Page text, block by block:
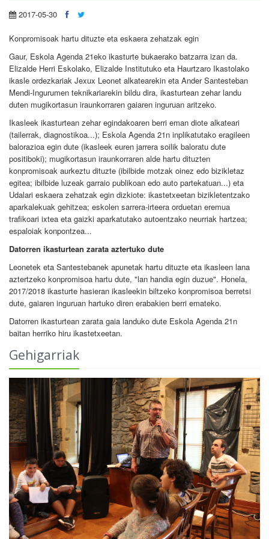
2017-05-30
Konpromisoak hartu dituzte eta eskaera zehatzak egin
Gaur, Eskola Agenda 21eko ikasturte bukaerako batzarra izan da.
Elizalde Herri Eskolako, Elizalde Institutuko eta Haurtzaro Ikastolako
ikasle ordezkariak Jexux Leonet alkatearekin eta Ander Santesteban
Mendi-Ingurumen teknikariarekin bildu dira, ikasturtean zehar landu
duten mugikortasun iraunkorraren gaiaren inguruan aritzeko.
Ikasleek ikasturtean zehar egindakoaren berri eman diote alkateari
(tailerrak, diagnostikoa...); Eskola Agenda 21n inplikatutako eragileen
balorazioa egin dute (ikasleek euren jarrera soilik baloratu dute
positiboki); mugikortasun iraunkorraren alde hartu dituzten
konpromisoak aurkeztu dituzte (ibilbide motzak oinez edo bizikletaz
egitea; ibilbide luzeak garraio publikoan edo auto partekatuan...) eta
Udalari eskaera zehatzak egin dizkiote: ikastetxeetan bizikletentzako
aparkalekuak gehitzea; eskolen sarrera-irteera orduetan eremua
trafikoari ixtea eta gaizki aparkatutako autoentzako neurriak hartzea;
espaloiak konpontzea...
Datorren ikasturtean zarata aztertuko dute
Leonetek eta Santestebanek apunetak hartu dituzte eta ikasleen lana
aztertzeko konpromisoa hartu dute, "lan handia egin duzue". Honela,
2017/2018 ikasturte hasieran ikasleekin biltzeko konpromisoa berretsi
dute, gaiaren inguruan hartuko diren erabakien berri emateko.
Datorren ikasturtean zarata gaia landuko dute Eskola Agenda 21n
baitan herriko hiru ikastetxeetan.
Gehigarriak